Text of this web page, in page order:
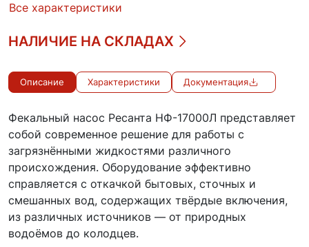
Все характеристики
НАЛИЧИЕ НА СКЛАДАХ
Описание Характеристики Документация
Фекальный насос Ресанта НФ-17000Л представляет
собой современное решение для работы с
загрязнёнными жидкостями различного
происхождения. Оборудование эффективно
справляется с откачкой бытовых, сточных и
смешанных вод, содержащих твёрдые включения,
из различных источников — от природных
водоёмов до колодцев.